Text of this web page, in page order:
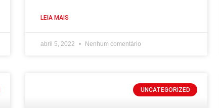
LEIA MAIS
abril 5, 2022 Nenhum comentário
UNCATEGORIZED